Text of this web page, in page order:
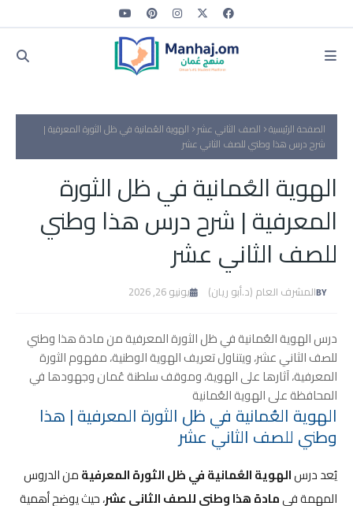
الصفحة الرئيسية الصف الثاني عشر الهوية العُمانية في ظل الثورة المعرفية |
شرح درس هذا وطني للصف الثاني عشر
الهوية العُمانية في ظل الثورة
المعرفية | شرح درس هذا وطني
للصف الثاني عشر
المشرف العام (د.أبو ريان) يونيو 26, 2026
درس الهوية العُمانية في ظل الثورة المعرفية من مادة هذا وطني
للصف الثاني عشر، ويتناول تعريف الهوية الوطنية، مفهوم الثورة
المعرفية، آثارها على الهوية، وموقف سلطنة عُمان وجهودها في
المحافظة على الهوية العُمانية
الهوية العُمانية في ظل الثورة المعرفية | هذا
وطني للصف الثاني عشر
يُعد درسالهوية العُمانية في ظل الثورة المعرفيةمن الدروس
المهمة فيمادة هذا وطني للصف الثاني عشر، حيث يوضح أهمية